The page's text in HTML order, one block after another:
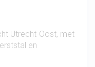
Utrecht-Oost, met
en